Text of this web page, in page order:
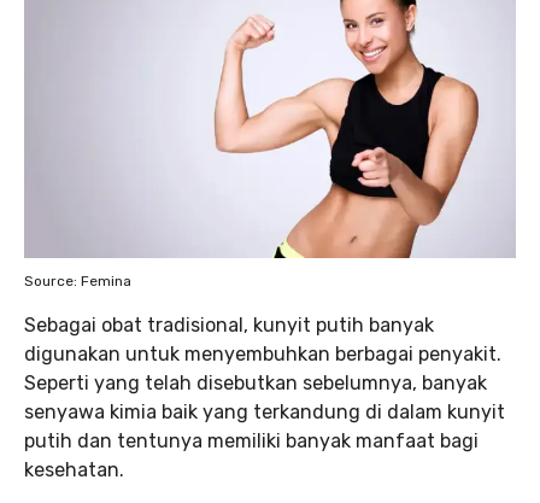
Source: Femina
Sebagai obat tradisional, kunyit putih banyak
digunakan untuk menyembuhkan berbagai penyakit.
Seperti yang telah disebutkan sebelumnya, banyak
senyawa kimia baik yang terkandung di dalam kunyit
putih dan tentunya memiliki banyak manfaat bagi
kesehatan.